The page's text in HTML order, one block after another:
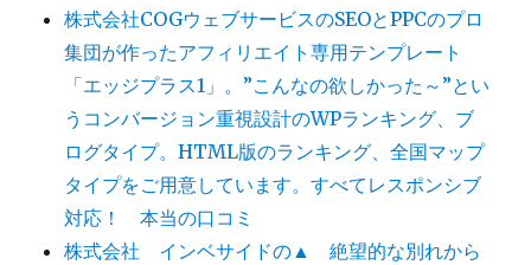
株式会社COGウェブサービスのSEOとPPCのプロ
集団が作ったアフィリエイト専用テンプレート
「エッジプラス1」。”こんなの欲しかった～”とい
うコンバージョン重視設計のWPランキング、ブ
ログタイプ。HTML版のランキング、全国マップ
タイプをご用意しています。すべてレスポンシブ
対応！ 本当の口コミ
株式会社 インベサイドの▲ 絶望的な別れから